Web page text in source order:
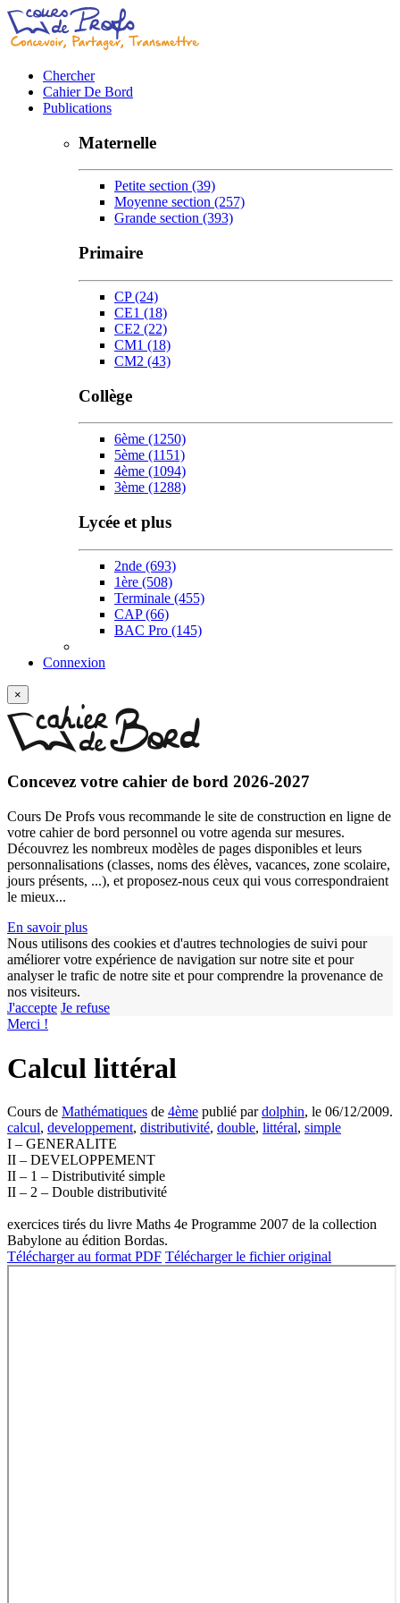
Chercher
Cahier De Bord
Publications
Maternelle
Petite section (39)
Moyenne section (257)
Grande section (393)
Primaire
CP(24)
CE1 (18)
CE2 (22)
CM1 (18)
CM2 (43)
Collège
6ème (1250)
5ème (1151)
4ème (1094)
3ème (1288)
Lycée et plus
2nde (693)
1ère (508)
Terminale (455)
CAP(66)
BAC Pro (145)
Connexion
×
Concevez votre cahier de bord 2026-2027
Cours De Profs vous recommande le site de construction en ligne de
votre cahier de bord personnel ou votre agenda sur mesures.
Découvrez les nombreux modèles de pages disponibles et leurs
personnalisations (classes, noms des élèves, vacances, zone scolaire,
jours présents, ...), et proposez-nous ceux qui vous correspondraient
le mieux...
En savoir plus
Nous utilisons des cookies et d'autres technologies de suivi pour
améliorer votre expérience de navigation sur notre site et pour
analyser le trafic de notre site et pour comprendre la provenance de
nos visiteurs.
J'accepte Je refuse
Merci !
Calcul littéral
Cours de Mathématiques de 4ème publié pardolphin, le 06/12/2009.
calcul, developpement, distributivité, double, littéral, simple
I – GENERALITE
II – DEVELOPPEMENT
II – 1 – Distributivité simple
II – 2 – Double distributivité
exercices tirés du livre Maths 4e Programme 2007 de la collection
Babylone au édition Bordas.
Télécharger au format PDF Télécharger le fichier original